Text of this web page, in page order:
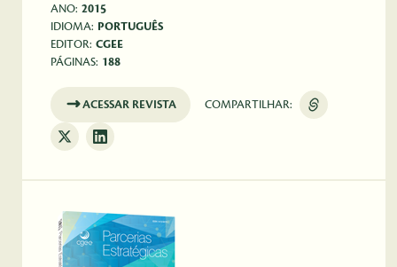
ANO: 2015
IDIOMA: PORTUGUÊS
EDITOR: CGEE
PÁGINAS: 188
ACESSAR REVISTA COMPARTILHAR: